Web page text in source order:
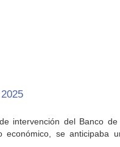
intervención del Banco de
se anticipaba